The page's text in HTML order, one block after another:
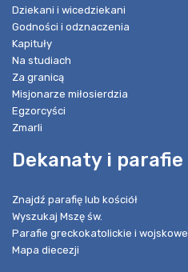
Dziekani i wicedziekani
Godności i odznaczenia
Kapituły
Na studiach
Za granicą
Misjonarze miłosierdzia
Egzorcyści
Zmarli
Dekanaty i parafie
Znajdź parafię lub kościół
Wyszukaj Mszę św.
Parafie greckokatolickie i wojskowe
Mapa diecezji